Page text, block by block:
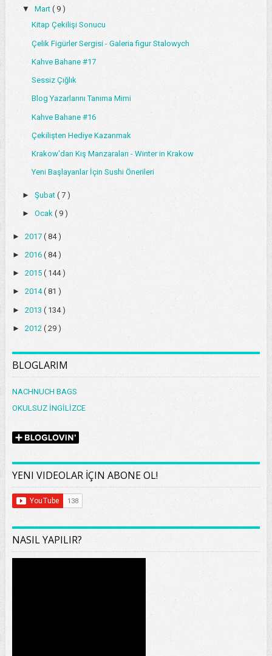
▼ Mart ( 9 )
Kitap Çekilişi Sonucu
Çelik Figürler Sergisi - Galeria figur Stalowych
Kahve Bahane #17
Sessiz Çığlık
Blog Yazarlarını Tanıma Mimi
Kahve Bahane #16
Çekilişten Hediye Kazanmak
Krakow'dan Kış Manzaraları - Winter in Krakow
Yeni Başlayanlar İçin Sushi Önerileri
► Şubat ( 7 )
► Ocak ( 9 )
► 2017 ( 84 )
► 2016 ( 84 )
► 2015 ( 144 )
► 2014( 81 )
► 2013 ( 134 )
► 2012 ( 29 )
BLOGLARIM
NACHNUCH BAGS
OKULSUZ İNGİLİZCE
YENI VIDEOLAR İÇIN ABONE OL!
NASIL YAPILIR?